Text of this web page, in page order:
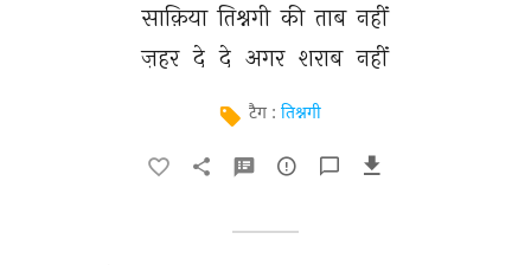
साक़िया तिश्नगी की ताब नहीं
ज़हर दे दे अगर शराब नहीं
टैग : तिश्नगी